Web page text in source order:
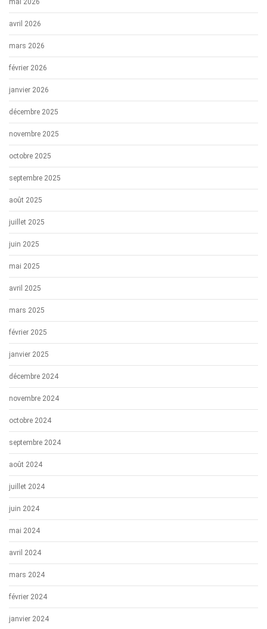
avril 2026
mars 2026
février 2026
janvier 2026
décembre 2025
novembre 2025
octobre 2025
septembre 2025
août 2025
juillet 2025
juin 2025
mai 2025
avril 2025
mars 2025
février 2025
janvier 2025
décembre 2024
novembre 2024
octobre 2024
septembre 2024
août 2024
juillet 2024
juin 2024
mai 2024
avril 2024
mars 2024
février 2024
janvier 2024